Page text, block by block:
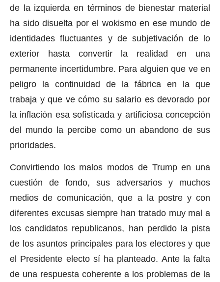
de la izquierda en términos de bienestar material
ha sido disuelta por el wokismo en ese mundo de
identidades fluctuantes y de subjetivación de lo
exterior hasta convertir la realidad en una
permanente incertidumbre. Para alguien que ve en
peligro la continuidad de la fábrica en la que
trabaja y que ve cómo su salario es devorado por
la inflación esa sofisticada y artificiosa concepción
del mundo la percibe como un abandono de sus
prioridades.
Convirtiendo los malos modos de Trump en una
cuestión de fondo, sus adversarios y muchos
medios de comunicación, que a la postre y con
diferentes excusas siempre han tratado muy mal a
los candidatos republicanos, han perdido la pista
de los asuntos principales para los electores y que
el Presidente electo sí ha planteado. Ante la falta
de una respuesta coherente a los problemas de la